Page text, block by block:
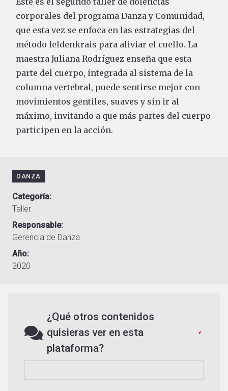
corporales del programa Danza y Comunidad,
que esta vez se enfoca en las estrategias del
método feldenkrais para aliviar el cuello. La
maestra Juliana Rodríguez enseña que esta
parte del cuerpo, integrada al sistema de la
columna vertebral, puede sentirse mejor con
movimientos gentiles, suaves y sin ir al
máximo, invitando a que más partes del cuerpo
participen en la acción.
DANZA
Categoría
Taller
Responsable
Gerencia de Danza
Año
2020
¿Qué otros contenidos
quisieras ver en esta
plataforma?